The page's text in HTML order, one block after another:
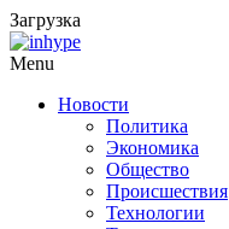
Загрузка
Menu
Новости
Политика
Экономика
Общество
Происшествия
Технологии